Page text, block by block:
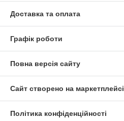
Доставка та оплата
Графік роботи
Повна версія сайту
Сайт створено на маркетплейсі
Політика конфіденційності